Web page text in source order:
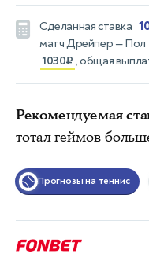
Сделанная ставка
матчДрейпер — Пол
1030₽ , общая
Рекомендуемая
тотал геймов
Прогнозы на теннис